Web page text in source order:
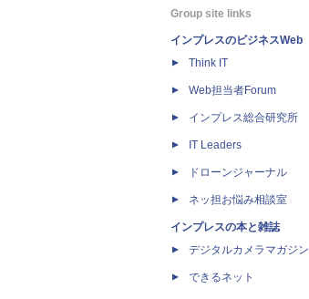
Group site links
インプレスのビジネスWeb
Think IT
Web担当者Forum
インプレス総合研究所
IT Leaders
ドローンジャーナル
ネッ担お悩み相談室
インプレスの本と雑誌
デジタルカメラマガジン
できるネット